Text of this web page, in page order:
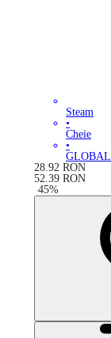
Steam
•
Cheie
•
GLOBAL
28.92 RON
52.39 RON
-45%